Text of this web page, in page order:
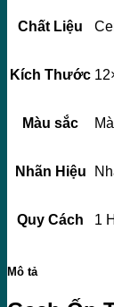
Chất Liệu
Kích Thước
Màu sắc
Nhãn Hiệu
Quy Cách 1
Mô tả